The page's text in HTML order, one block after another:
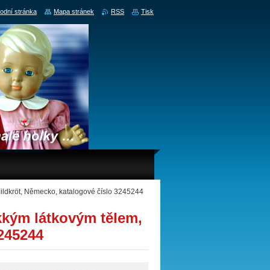
Německo, katalogové číslo 3245244
látkovým tělem,
stránka Mapa stránek RSS Tisk